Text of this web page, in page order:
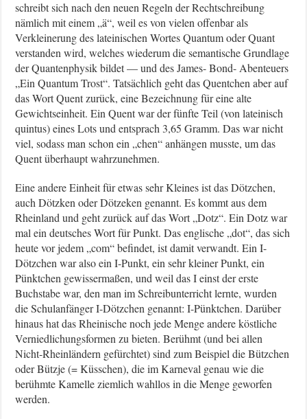
schreibt sich nach den neuen Regeln der Rechtschreibung
nämlich mit einem „ä“, weil es von vielen offenbar als
Verkleinerung des lateinischen Wortes Quantum oder Quant
verstanden wird, welches wiederum die semantische Grundlage
der Quantenphysik bildet — und des James- Bond- Abenteuers
„Ein Quantum Trost“. Tatsächlich geht das Quentchen aber auf
das Wort Quent zurück, eine Bezeichnung für eine alte
Gewichtseinheit. Ein Quent war der fünfte Teil (von lateinisch
quintus) eines Lots und entsprach 3,65 Gramm. Das war nicht
viel, sodass man schon ein „chen“ anhängen musste, um das
Quent überhaupt wahrzunehmen.
Eine andere Einheit für etwas sehr Kleines ist das Dötzchen,
auch Dötzken oder Dötzeken genannt. Es kommt aus dem
Rheinland und geht zurück auf das Wort „Dotz“. Ein Dotz war
mal ein deutsches Wort für Punkt. Das englische „dot“, das sich
heute vor jedem „com“ befindet, ist damit verwandt. Ein I-
Dötzchen war also ein I-Punkt, ein sehr kleiner Punkt, ein
Pünktchen gewissermaßen, und weil das I einst der erste
Buchstabe war, den man im Schreibunterricht lernte, wurden
die Schulanfänger I-Dötzchen genannt: I-Pünktchen. Darüber
hinaus hat das Rheinische noch jede Menge andere köstliche
Verniedlichungsformen zu bieten. Berühmt (und bei allen
Nicht-Rheinländern gefürchtet) sind zum Beispiel die Bützchen
oder Bützje (= Küsschen), die im Karneval genau wie die
berühmte Kamelle ziemlich wahllos in die Menge geworfen
werden.